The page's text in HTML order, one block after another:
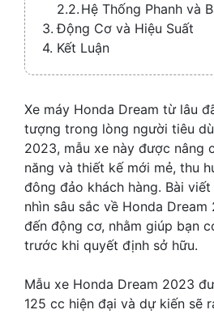
Hệ Thống Phanh và
Động Cơ và Hiệu Suất
Kết Luận
Xe máy Honda Dream từ lâu
tượng trong lòng người tiêu
2023, mẫu xe này được nâng
năng và thiết kế mới mẻ, thu
đông đảo khách hàng. Bài
nhìn sâu sắc về Honda
đến động cơ, nhằm giúp bạn
trước khi quyết định sở hữu.
Mẫu xe Honda Dream 2023
125 cc hiện đại và dự kiến sẽ